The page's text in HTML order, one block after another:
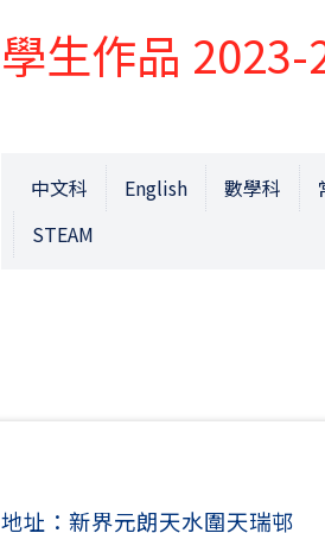
學生作品 2023-
中文科
English 數學科
STEAM
地址：新界元朗天水圍天瑞邨